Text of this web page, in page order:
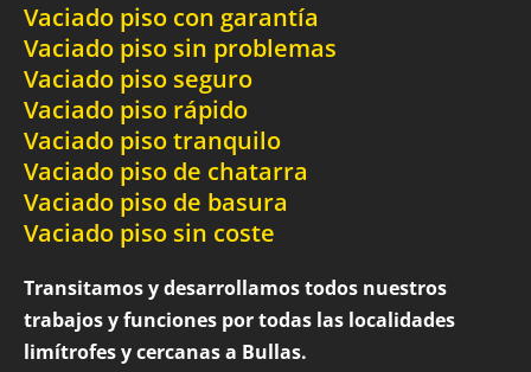
Vaciado piso con garantía
Vaciado piso sin problemas
Vaciado piso seguro
Vaciado piso rápido
Vaciado piso tranquilo
Vaciado piso de chatarra
Vaciado piso de basura
Vaciado piso sin coste
Transitamos y desarrollamos todos nuestros
trabajos y funciones por todas las localidades
limítrofes y cercanas a Bullas.